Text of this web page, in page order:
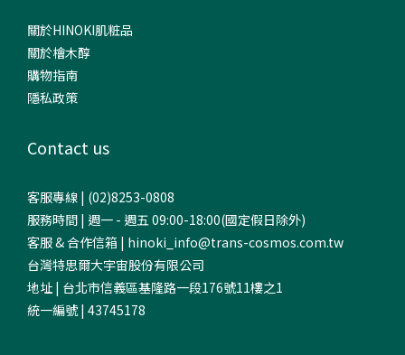
關於HINOKI肌粧品
關於檜木醇
購物指南
隱私政策
Contact us
客服專線 | (02)8253-0808
服務時間 | 週一 - 週五 09:00-18:00(國定假日除外)
客服 & 合作信箱 | hinoki_info@trans-cosmos.com.tw
台灣特思爾大宇宙股份有限公司
地址 | 台北市信義區基隆路一段176號11樓之1
統一編號 | 43745178